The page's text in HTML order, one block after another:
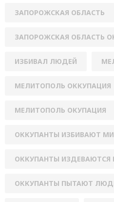
ЗАПОРОЖСКАЯ ОБЛАСТЬ
ЗАПОРОЖСКАЯ ОБЛАСТЬ
ИЗБИВАЛ ЛЮДЕЙ
МЕЛИТОПОЛЬ ОККУПАЦИЯ
МЕЛИТОПОЛЬ ОКУПАЦИЯ
ОККУПАНТЫ ИЗБИВАЮТ
ОККУПАНТЫ
ОККУПАНТЫ ПЫТАЮТ